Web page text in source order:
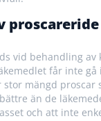
vid behandling
får inte
mängd proscar
än de
och att inte